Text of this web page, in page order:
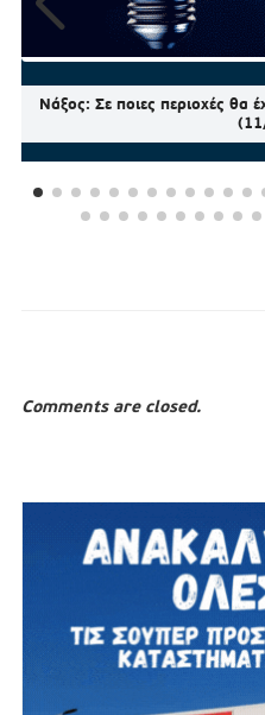
Νάξος: Σε ποιες περιοχές θα
Comments are closed.